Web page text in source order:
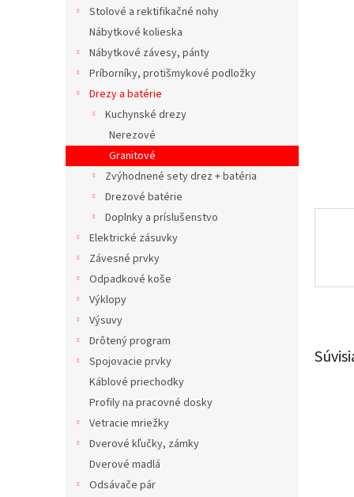
Stolové a rektifikačné nohy
Nábytkové kolieska
Nábytkové závesy, pánty
Príborníky, protišmykové podložky
Drezy a batérie
Kuchynské drezy
Nerezové
Granitové
Zvýhodnené sety drez + batéria
Drezové batérie
Doplnky a príslušenstvo
Elektrické zásuvky
Závesné prvky
Odpadkové koše
Výklopy
Výsuvy
Drôtený program
Spojovacie prvky
Káblové priechodky
Profily na pracovné dosky
Vetracie mriežky
Dverové kľučky, zámky
Dverové madlá
Odsávače pár